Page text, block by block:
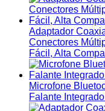
Adaptador
Conectores
Fácil, Alta
Microfone
Falante